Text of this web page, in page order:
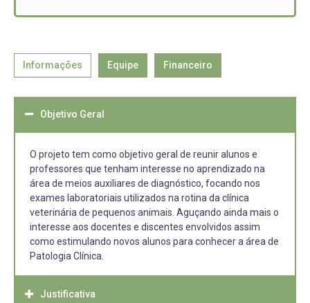
Informações Equipe Financeiro
Objetivo Geral
O projeto tem como objetivo geral de reunir alunos e
professores que tenham interesse no aprendizado na
área de meios auxiliares de diagnóstico, focando nos
exames laboratoriais utilizados na rotina da clínica
veterinária de pequenos animais. Aguçando ainda mais o
interesse aos docentes e discentes envolvidos assim
como estimulando novos alunos para conhecer a área de
Patologia Clínica.
Justificativa